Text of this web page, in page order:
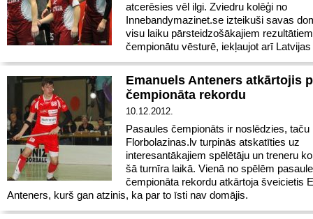
atcerēsies vēl ilgi. Zviedru kolēģi no
Innebandymazinet.se izteikuši savas
visu laiku pārsteidzošākajiem rezultātiem
čempionātu vēsturē, iekļaujot arī
Emanuels Anteners atkārtojis
čempionāta rekordu
10.12.2012.
Pasaules čempionāts ir noslēdzies, taču
Florbolazinas.lv turpinās atskatīties uz
interesantākajiem spēlētāju un treneru
šā turnīra laikā. Vienā no spēlēm
čempionāta rekordu atkārtoja šveicietis
Anteners, kurš gan atzinis, ka par to īsti nav domājis.